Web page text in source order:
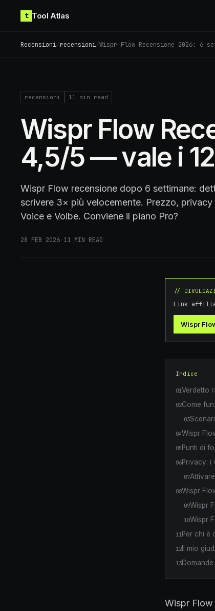
t Tool Atlas
Recensioni/recensioni/Wispr Flow Recensione 2026: 6
recensioni 11 min read
Wispr Flow
4,5/5 — vale i
Wispr Flow recensione dopo 6 settimane:
scrivere 3× più velocemente. Prezzo,
Voice e Voibe. Conviene il piano Pro?
28 FEB 2026·11 MIN READ
//
Link
Wispr
Indice
01Verdetto
02Come
03
04Wispr
05 Punti di
06Privacy: i
07
08Wispr
09Wispr
10Wispr
11Per chi è
12 Il mio
13
Wispr